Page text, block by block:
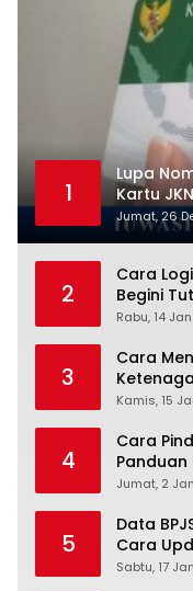
1
Lupa
Kartu
Jumat, 26
2
Cara
Begini
Rabu, 14
3
Cara
Kamis, 15
4
Cara
Panduan
Jumat, 2
5
Data
Cara
Sabtu, 17